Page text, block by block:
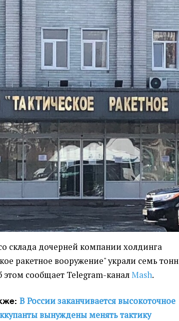
склада дочерней компании холдинга
ракетное вооружение" украли семь тонн
этом сообщает Telegram-каналMash.
В России заканчивается высокоточное
вынуждены менять тактику